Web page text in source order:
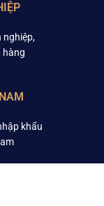
nghiệp,
hàng
khẩu